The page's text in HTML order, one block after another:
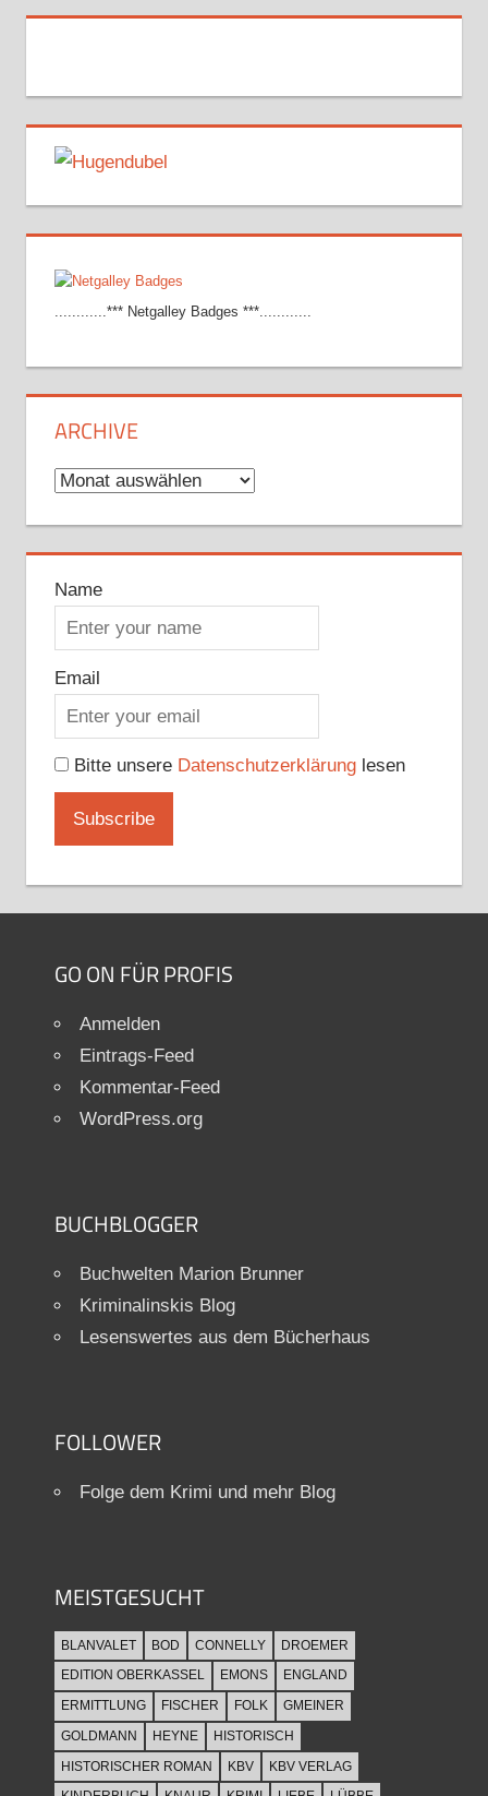
............*** Netgalley Badges ***............
ARCHIVE
Archive
Name
Email
Bitte unsere Datenschutzerklärunglesen
GO ON FÜR PROFIS
Anmelden
Eintrags-Feed
Kommentar-Feed
WordPress.org
BUCHBLOGGER
Buchwelten Marion Brunner
Kriminalinskis Blog
Lesenswertes aus dem Bücherhaus
FOLLOWER
Folge dem Krimi und mehr Blog
MEISTGESUCHT
BLANVALET BOD CONNELLY
DROEMER
EDITION OBERKASSEL
EMONS
ENGLAND
ERMITTLUNG
FISCHER FOLK
GMEINER
GOLDMANN
HEYNE
HISTORISCH
HISTORISCHER ROMAN
KBV
KBV VERLAG